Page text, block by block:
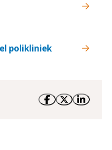
polikliniek